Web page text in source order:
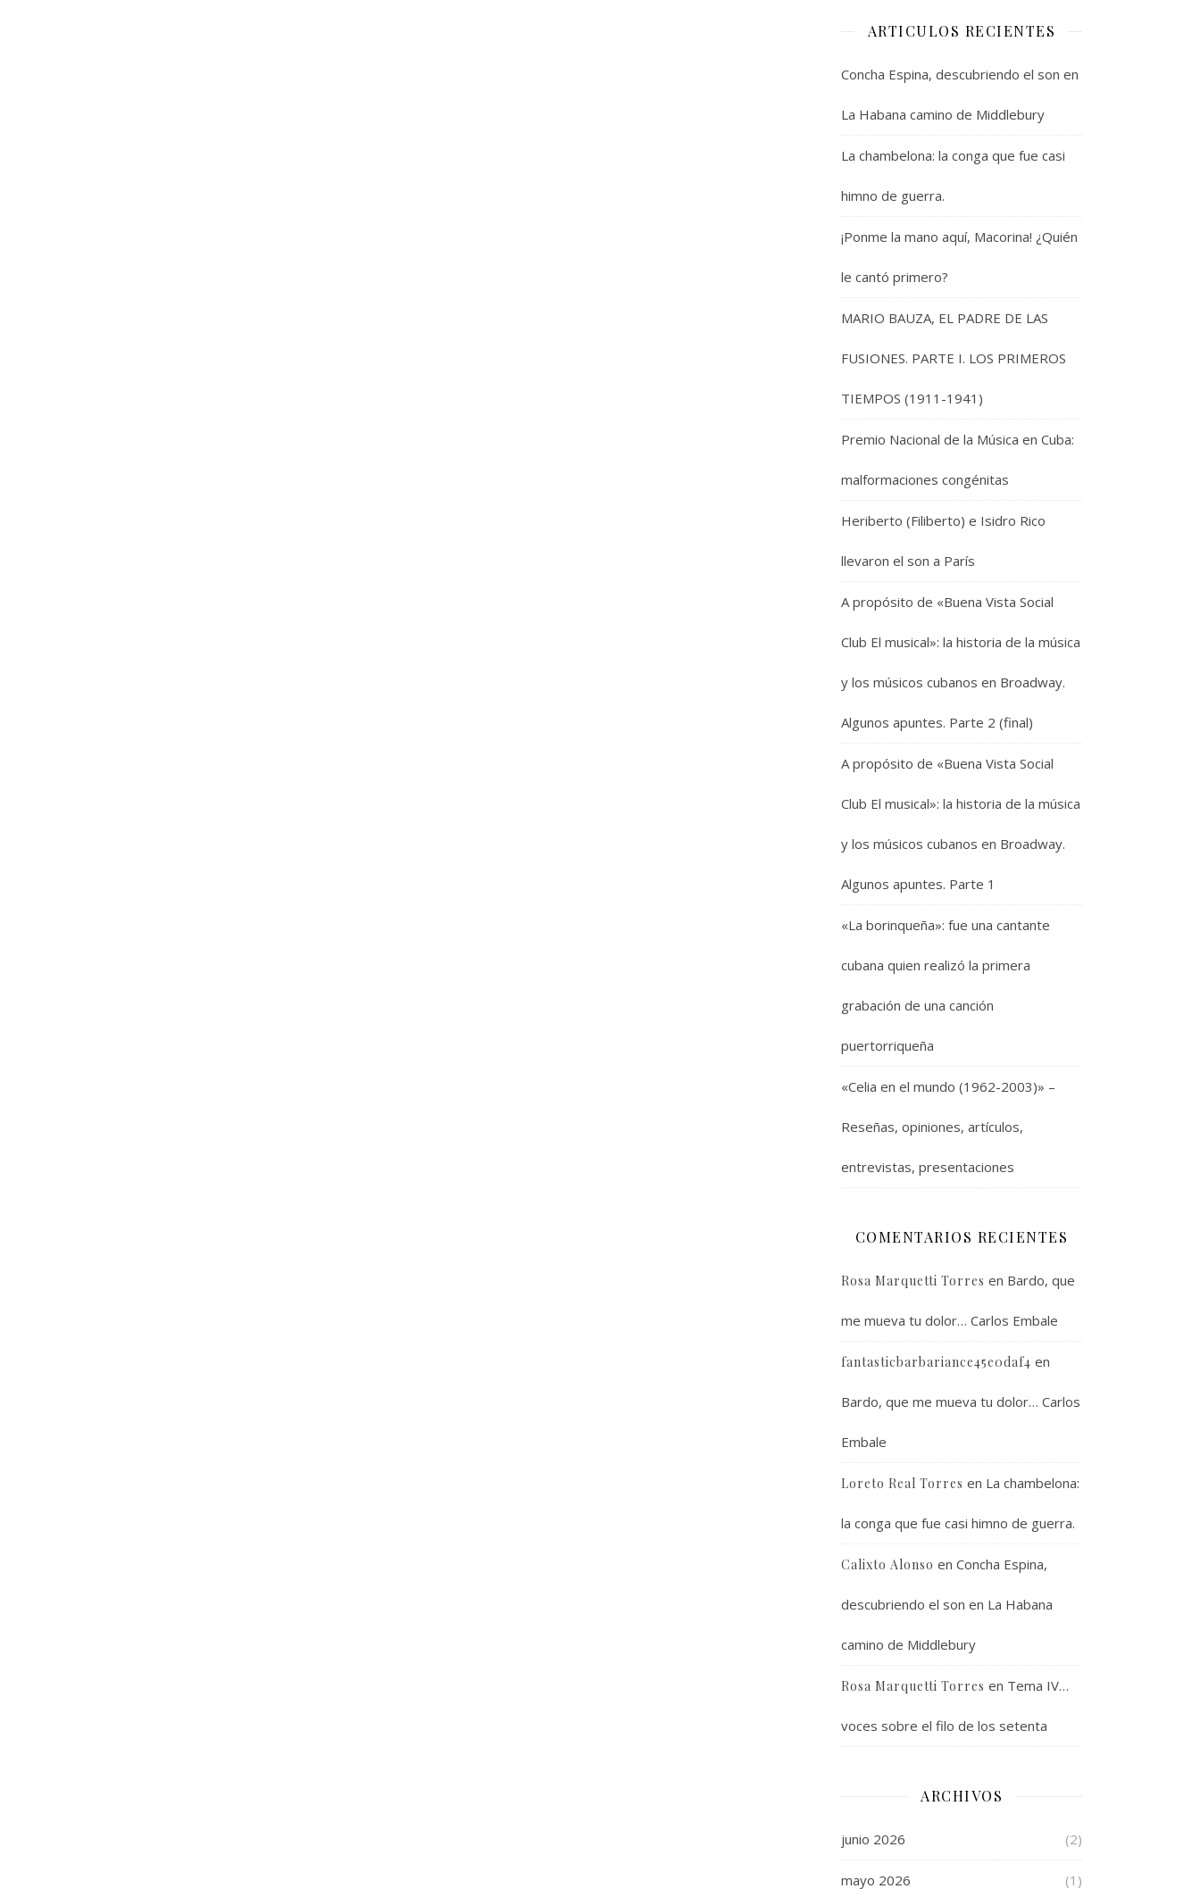
ARTICULOS RECIENTES
Concha Espina, descubriendo el son en
La Habana camino de Middlebury
La chambelona: la conga que fue casi
himno de guerra.
¡Ponme la mano aquí, Macorina! ¿Quién
le cantó primero?
MARIO BAUZA, EL PADRE DE LAS
FUSIONES. PARTE I. LOS PRIMEROS
TIEMPOS (1911-1941)
Premio Nacional de la Música en Cuba:
malformaciones congénitas
Heriberto (Filiberto) e Isidro Rico
llevaron el son a París
A propósito de «Buena Vista Social
Club El musical»: la historia de la música
y los músicos cubanos en Broadway.
Algunos apuntes. Parte 2 (final)
A propósito de «Buena Vista Social
Club El musical»: la historia de la música
y los músicos cubanos en Broadway.
Algunos apuntes. Parte 1
«La borinqueña»: fue una cantante
cubana quien realizó la primera
grabación de una canción
puertorriqueña
«Celia en el mundo (1962-2003)» –
Reseñas, opiniones, artículos,
entrevistas, presentaciones
COMENTARIOS RECIENTES
Rosa Marquetti Torres en Bardo, que
me mueva tu dolor… Carlos Embale
fantasticbarbariance45e0daf4 en
Bardo, que me mueva tu dolor… Carlos
Embale
Loreto Real Torres en La chambelona:
la conga que fue casi himno de guerra.
Calixto Alonso en Concha Espina,
descubriendo el son en La Habana
camino de Middlebury
Rosa Marquetti Torres en Tema IV…
voces sobre el filo de los setenta
ARCHIVOS
junio 2026 (2)
mayo 2026 (1)